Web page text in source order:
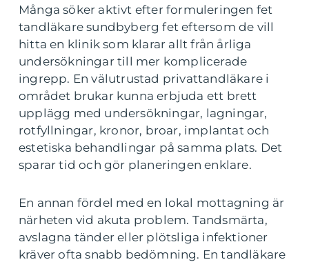
Många söker aktivt efter formuleringen fet
tandläkare sundbyberg fet eftersom de vill
hitta en klinik som klarar allt från årliga
undersökningar till mer komplicerade
ingrepp. En välutrustad privattandläkare i
området brukar kunna erbjuda ett brett
upplägg med undersökningar, lagningar,
rotfyllningar, kronor, broar, implantat och
estetiska behandlingar på samma plats. Det
sparar tid och gör planeringen enklare.
En annan fördel med en lokal mottagning är
närheten vid akuta problem. Tandsmärta,
avslagna tänder eller plötsliga infektioner
kräver ofta snabb bedömning. En tandläkare